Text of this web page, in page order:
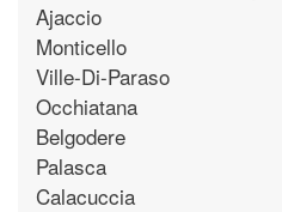
Ajaccio
Monticello
Ville-Di-Paraso
Occhiatana
Belgodere
Palasca
Calacuccia